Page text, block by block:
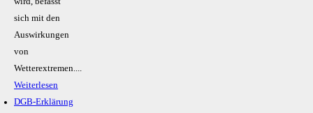
sich mit den
Auswirkungen
von
Wetterextremen....
Weiterlesen
DGB-Erklärung